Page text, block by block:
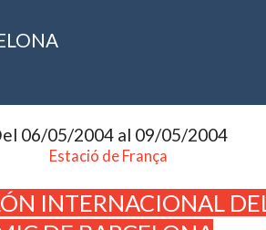
06/05/2004 al 09/05/2004
Estació de França
INTERNACIONAL DEL